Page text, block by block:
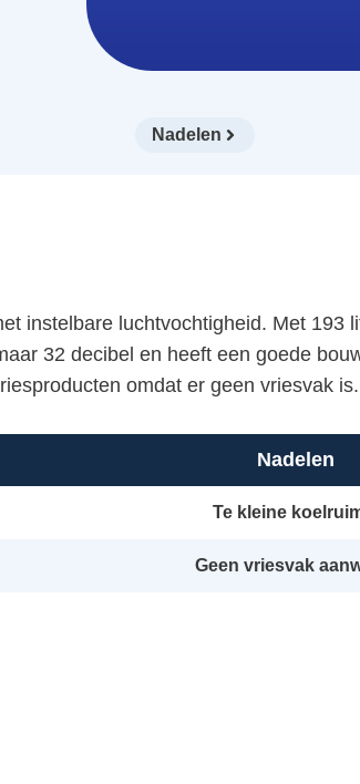
Nadelen
instelbare luchtvochtigheid. Met 193
32 decibel en heeft een goede
omdat er geen vriesvak is.
Nadelen
Te kleine
Geen vriesvak